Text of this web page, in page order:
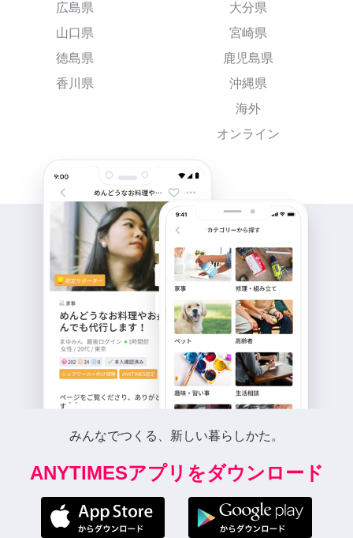
広島県
山口県
徳島県
香川県
大分県
宮崎県
鹿児島県
沖縄県
海外
オンライン
みんなでつくる、新しい暮らしかた。
ANYTIMESアプリをダウンロード